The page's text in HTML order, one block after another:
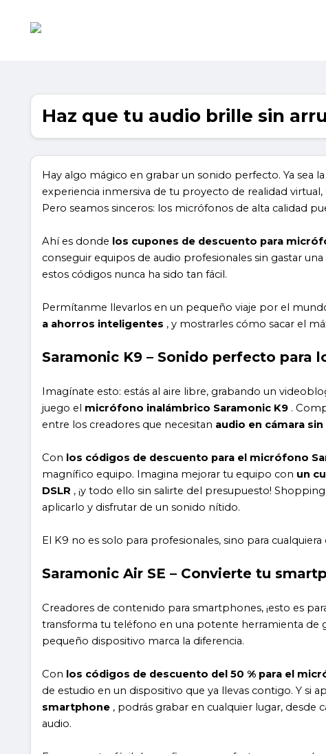
Haz que tu audio brille sin
Hay algo mágico en grabar un sonido perfecto. Ya sea
experiencia inmersiva de tu proyecto de realidad virtual,
Pero seamos sinceros: los micrófonos de alta calidad
Ahí es donde los cupones de descuento para
conseguir equipos de audio profesionales sin gastar
estos códigos nunca ha sido tan fácil.
Permítanme llevarlos en un pequeño viaje por el
a ahorros inteligentes , y mostrarles cómo sacar el
Saramonic K9 – Sonido perfecto para
Imagínate esto: estás al aire libre, grabando un
juego el micrófono inalámbrico Saramonic K9 .
entre los creadores que necesitan audio en cámara
Con los códigos de descuento para el micrófono
magnífico equipo. Imagina mejorar tu equipo con un
DSLR , ¡y todo ello sin salirte del presupuesto!
aplicarlo y disfrutar de un sonido nítido.
El K9 no es solo para profesionales, sino para
Saramonic Air SE – Convierte tu
Creadores de contenido para smartphones, ¡esto es
transforma tu teléfono en una potente herramienta de
pequeño dispositivo marca la diferencia.
Con los códigos de descuento del 50 % para el
de estudio en un dispositivo que ya llevas contigo. Y si
smartphone , podrás grabar en cualquier lugar, desde
audio.